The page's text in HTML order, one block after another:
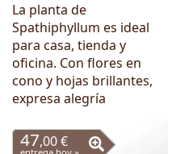
La planta de
Spathiphyllum es ideal
para casa, tienda y
oficina. Con flores en
cono y hojas brillantes,
expresa alegría
47,00 €